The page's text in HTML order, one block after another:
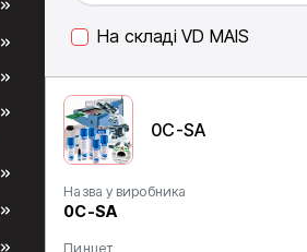
На складі VD MAIS
0C-SA
Назва у виробника
0C-SA
Пинцет